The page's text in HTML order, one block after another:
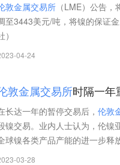
敦金属交易所 （LME）公告
至3443美元/吨，将镍的保证
）
04-24
敦金属交易所时隔一年
长达一年的暂停交易后， 伦敦
镍交易。业内人士认为，伦镍
球镍各类产品产能的进一步释
03-28